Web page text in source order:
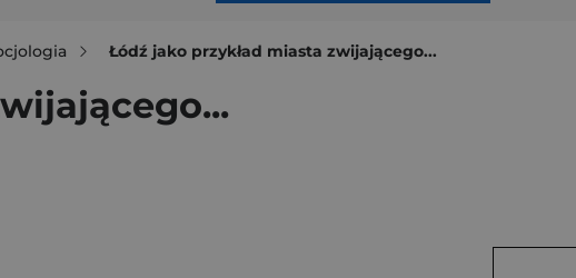
Łódź jako przykład miasta zwijającego...